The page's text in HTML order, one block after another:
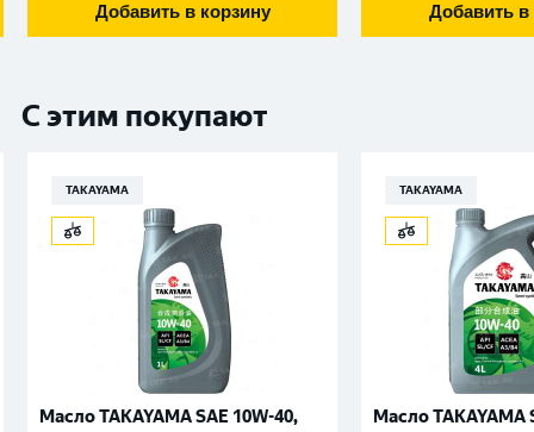
Добавить в корзину Добавить в
С этим покупают
TAKAYAMA
Масло TAKAYAMA SAE 10W-40,
TAKAYAMA
Масло TAKAYAMA